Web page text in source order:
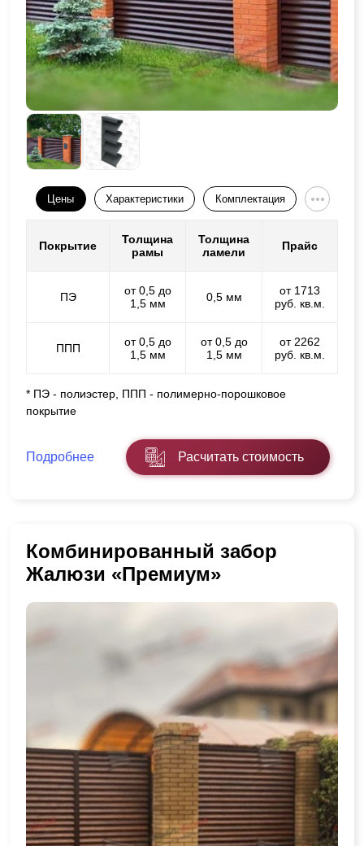
Цены Характеристики Комплектация
Покрытие
Толщина
рамы
Толщина
ламели
Прайс
ПЭ
от 0,5 до
1,5 мм
0,5 мм
от 1713
руб. кв.м.
ППП
от 0,5 до
1,5 мм
от 0,5 до
1,5 мм
от 2262
руб. кв.м.
* ПЭ - полиэстер, ППП - полимерно-порошковое
покрытие
Подробнее Расчитать стоимость
Комбинированный забор
Жалюзи «Премиум»